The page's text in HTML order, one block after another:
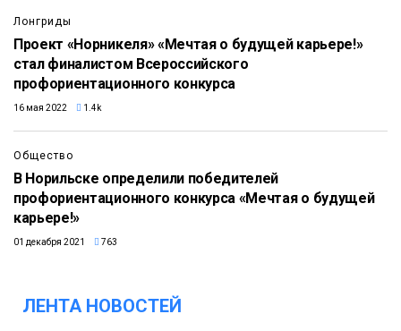
Лонгриды
Проект «Норникеля» «Мечтая о будущей карьере!»
стал финалистом Всероссийского
профориентационного конкурса
16 мая 2022 1.4k
Общество
В Норильске определили победителей
профориентационного конкурса «Мечтая о будущей
карьере!»
01 декабря 2021 763
ЛЕНТА НОВОСТЕЙ